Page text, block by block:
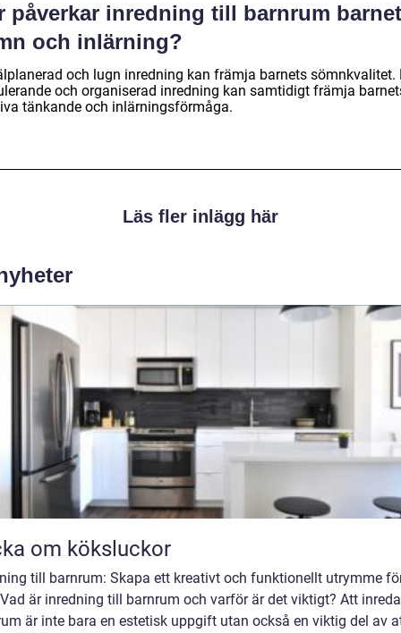
påverkar inredning till barnrum
och inlärning?
och lugn inredning kan främja barnets sömnkvalitet.
och organiserad inredning kan samtidigt främja
tänkande och inlärningsförmåga.
Läs fler inlägg här
om köksluckor
till barnrum: Skapa ett kreativt och funktionellt utrymme
är inredning till barnrum och varför är det viktigt? Att
är inte bara en estetisk uppgift utan också en viktig del av